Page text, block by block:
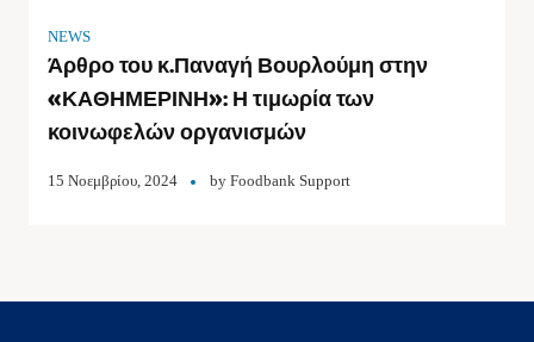
NEWS
Άρθρο του κ.Παναγή Βουρλούμη στην
«ΚΑΘΗΜΕΡΙΝΗ»: Η τιμωρία των
κοινωφελών οργανισμών
15 Νοεμβρίου, 2024 by Foodbank Support